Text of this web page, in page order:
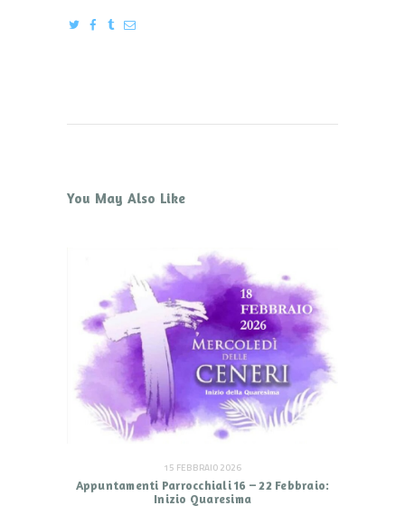
You May Also Like
15 FEBBRAIO 2026
Appuntamenti Parrocchiali 16 – 22 Febbraio:
Inizio Quaresima